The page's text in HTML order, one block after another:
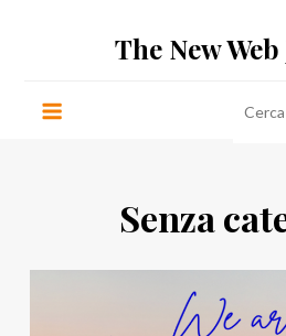
The New
per:
Senza